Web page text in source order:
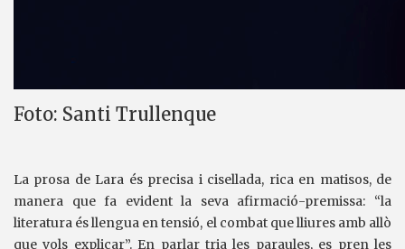
Foto: Santi Trullenque
La prosa de Lara és precisa i cisellada, rica en matisos, de
manera que fa evident la seva afirmació-premissa: “la
literatura és llengua en tensió, el combat que lliures amb allò
que vols explicar”. En parlar tria les paraules, es pren les